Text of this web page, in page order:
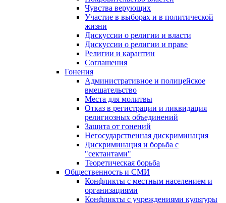
Чувства верующих
Участие в выборах и в политической
жизни
Дискуссии о религии и власти
Дискуссии о религии и праве
Религии и карантин
Соглашения
Гонения
Административное и полицейское
вмешательство
Места для молитвы
Отказ в регистрации и ликвидация
религиозных объединений
Защита от гонений
Негосударственная дискриминация
Дискриминация и борьба с
"сектантами"
Теоретическая борьба
Общественность и СМИ
Конфликты с местным населением и
организациями
Конфликты с учреждениями культуры